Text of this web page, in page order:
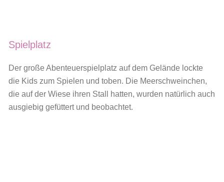
Spielplatz
Der große Abenteuerspielplatz auf dem Gelände lockte
die Kids zum Spielen und toben. Die Meerschweinchen,
die auf der Wiese ihren Stall hatten, wurden natürlich auch
ausgiebig gefüttert und beobachtet.